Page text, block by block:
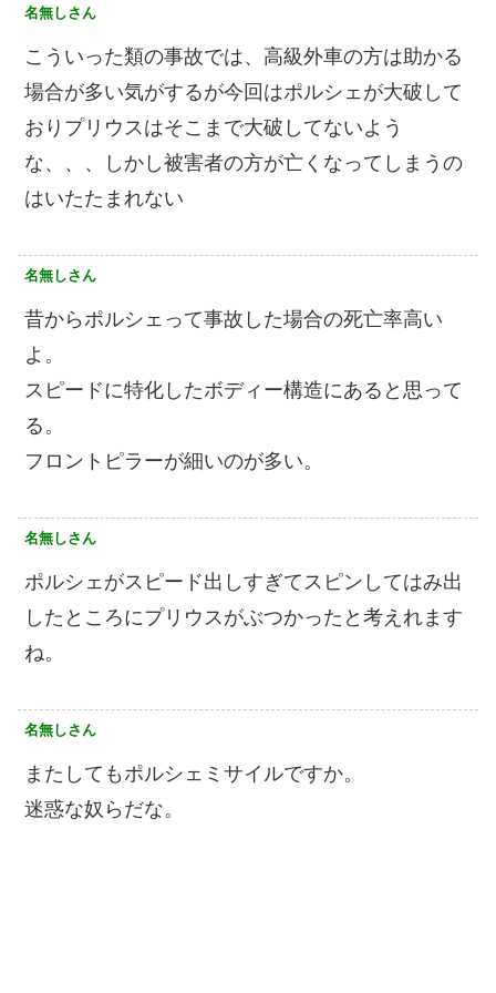
名無しさん
こういった類の事故では、高級外車の方は助かる
場合が多い気がするが今回はポルシェが大破して
おりプリウスはそこまで大破してないよう
な、、、しかし被害者の方が亡くなってしまうの
はいたたまれない
名無しさん
昔からポルシェって事故した場合の死亡率高い
よ。
スピードに特化したボディー構造にあると思って
る。
フロントピラーが細いのが多い。
名無しさん
ポルシェがスピード出しすぎてスピンしてはみ出
したところにプリウスがぶつかったと考えれます
ね。
名無しさん
またしてもポルシェミサイルですか。
迷惑な奴らだな。